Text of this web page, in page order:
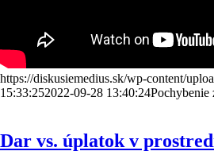
https://diskusiemedius.sk/wp-content/
15:33:252022-09-28 13:40:24Pochybenie
Dar vs. úplatok v